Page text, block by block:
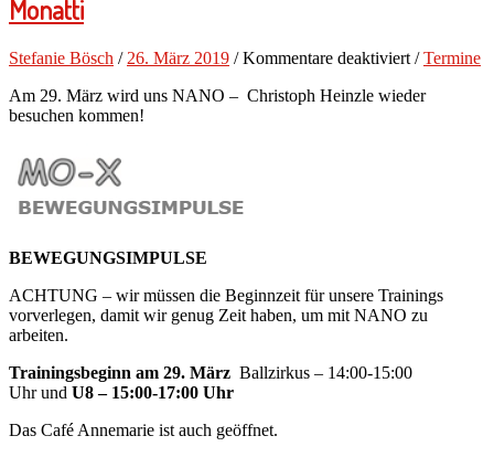
Monatti
Stefanie Bösch / 26. März 2019 /Kommentare deaktiviertfür
Training:
/Termine
Am 29. März wird uns NANO – Christoph Heinzle wieder
besuchen kommen!
BEWEGUNGSIMPULSE
ACHTUNG – wir müssen die Beginnzeit für unsere Trainings
vorverlegen, damit wir genug Zeit haben, um mit NANO zu
arbeiten.
Trainingsbeginn am 29. März Ballzirkus – 14:00-15:00
Uhr und U8 – 15:00-17:00 Uhr
Das Café Annemarie ist auch geöffnet.